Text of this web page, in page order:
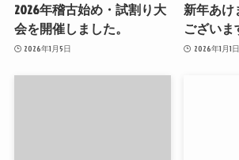
2026年稽古始め・試割り大
会を開催しました。
2026年1月5日
新年あけ
ございま
2026年1月1日